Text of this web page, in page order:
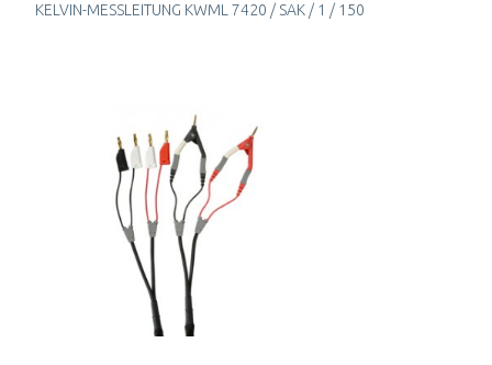
KELVIN-MESSLEITUNG KWML 7420 / SAK / 1 / 150